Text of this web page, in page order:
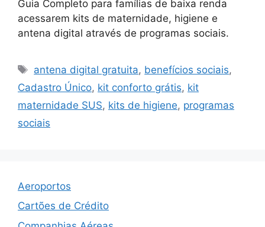
Guia Completo para famílias de baixa renda
acessarem kits de maternidade, higiene e
antena digital através de programas sociais.
Tags
antena digital gratuita, benefícios sociais,
Cadastro Único, kit conforto grátis, kit
maternidade SUS, kits de higiene, programas
sociais
Aeroportos
Cartões de Crédito